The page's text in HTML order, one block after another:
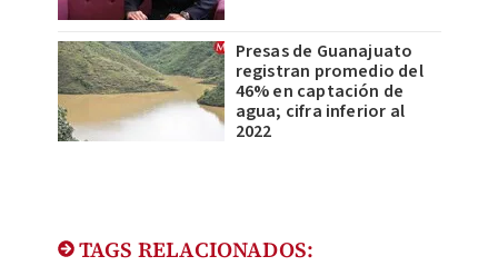
Presas de Guanajuato
registran promedio del
46% en captación de
agua; cifra inferior al
2022
TAGS RELACIONADOS: